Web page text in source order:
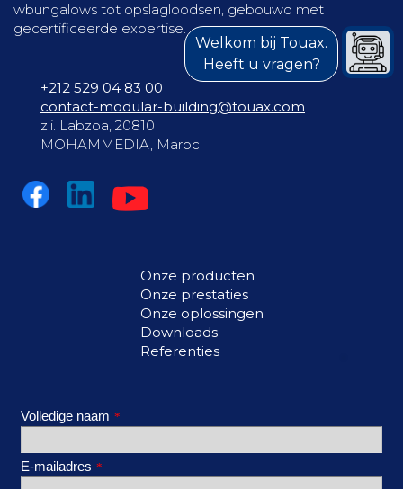
wbungalows tot opslagloodsen, gebouwd met
gecertificeerde expertise.
+212 529 04 83 00
contact-modular-building@touax.com
z.i. Labzoa, 20810
MOHAMMEDIA, Maroc
Onze producten
Onze prestaties
Onze oplossingen
Downloads
Referenties
Welkom bij Touax.
Heeft u vragen?